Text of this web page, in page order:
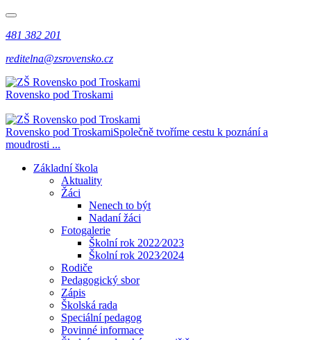
481 382 201
reditelna@zsrovensko.cz
Rovensko pod Troskami
Rovensko pod TroskamiSpolečně tvoříme cestu k poznání a
moudrosti ...
Základní škola
Aktuality
Žáci
Nenech to být
Nadaní žáci
Fotogalerie
Školní rok 2022⁄2023
Školní rok 2023⁄2024
Rodiče
Pedagogický sbor
Zápis
Školská rada
Speciální pedagog
Povinné informace